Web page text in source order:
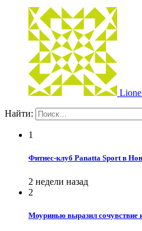
Найти:
1
Фитнес-клуб Panatta Sport в
2 недели назад
2
Моуринью выразил сочувствие